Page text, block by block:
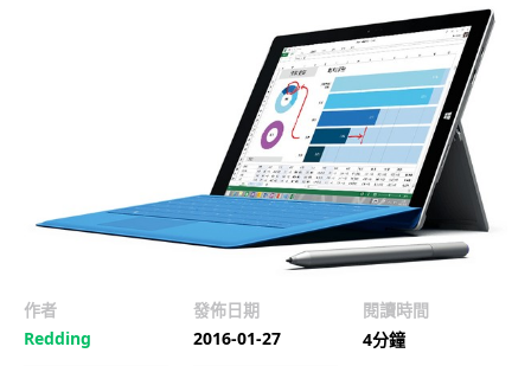
作者
Redding
發佈日期
2016-01-27
閱讀時間
4分鐘